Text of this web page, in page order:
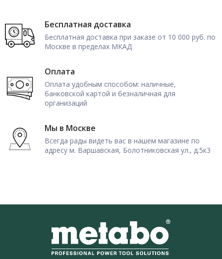
Бесплатная доставка
Бесплатная доставка при заказе от 10 000 руб. по
Москве в пределах МКАД
Оплата
Оплата удобным способом: наличные,
банковской картой и безналичная для
организаций
Мы в Москве
Всегда рады видеть вас в нашем магазине по
адресу м. Варшавская, Болотниковская ул., д.5к3